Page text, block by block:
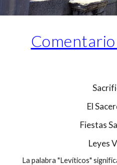
El
Fiestas
Leyes
La palabra "Levíticos"